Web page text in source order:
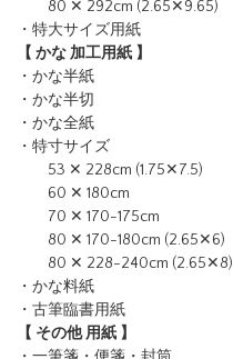
80 ✕ 292cm (2.65✕9.65)
・特大サイズ用紙
【 かな 加工用紙 】
・かな半紙
・かな半切
・かな全紙
・特寸サイズ
53 ✕ 228cm (1.75✕7.5)
60 ✕ 180cm
70 ✕ 170-175cm
80 ✕ 170-180cm (2.65✕6)
80 ✕ 228-240cm (2.65✕8)
・かな料紙
・古筆臨書用紙
【 その他 用紙 】